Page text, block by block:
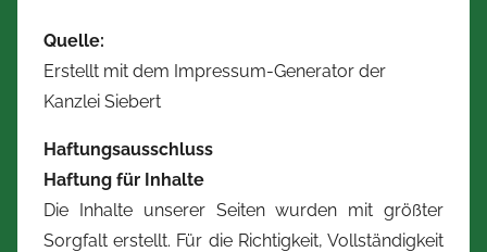
Quelle:
Erstellt mit dem Impressum-Generator der
Kanzlei Siebert
Haftungsausschluss
Haftung für Inhalte
Die Inhalte unserer Seiten wurden mit größter
Sorgfalt erstellt. Für die Richtigkeit, Vollständigkeit